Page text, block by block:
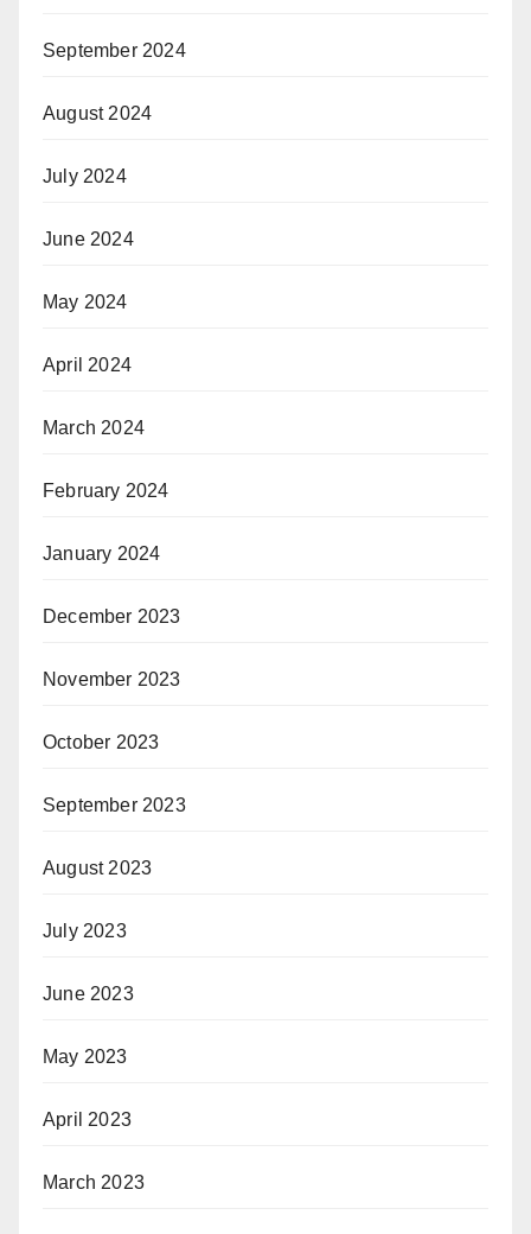
September 2024
August 2024
July 2024
June 2024
May 2024
April 2024
March 2024
February 2024
January 2024
December 2023
November 2023
October 2023
September 2023
August 2023
July 2023
June 2023
May 2023
April 2023
March 2023